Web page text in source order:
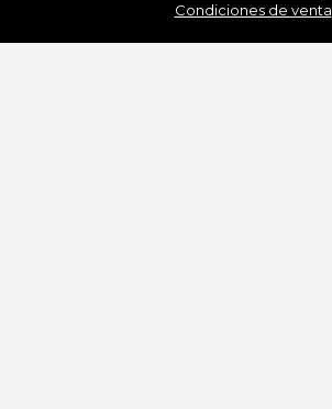
Condiciones de venta